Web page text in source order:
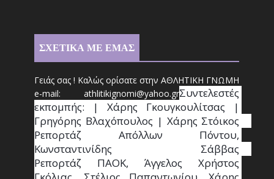
ΣΧΕΤΙΚΑ ΜΕ ΕΜΑΣ
Γειάς σας ! Καλώς ορίσατε στην ΑΘΛΗΤΙΚΗ ΓΝΩΜΗ
e-mail: athlitikignomi@yahoo.grΣυντελεστές
εκπομπής: | Χάρης Γκουγκουλίτσας |
Γρηγόρης Βλαχόπουλος | Χάρης Στόικος
Ρεπορτάζ Απόλλων Πόντου,
Κωνσταντινίδης   Σάββας
Ρεπορτάζ ΠΑΟΚ, Άγγελος Χρήστος